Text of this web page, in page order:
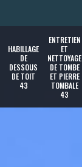
HABILLAGE
DE
DESSOUS
DE TOIT
43
ENTRETIEN
ET
NETTOYAGE
DE TOMBE
ET PIERRE
TOMBALE
43